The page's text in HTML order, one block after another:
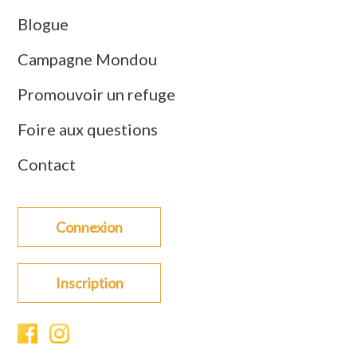
Blogue
Campagne Mondou
Promouvoir un refuge
Foire aux questions
Contact
Connexion
Inscription